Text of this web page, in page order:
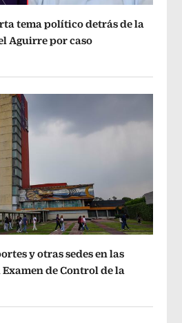
tema político detrás de la
Aguirre por caso
y otras sedes en las
de Control de la